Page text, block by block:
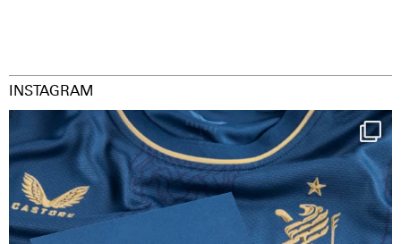
INSTAGRAM
Happy Birthday FCZ
130 years filled ...
126
3